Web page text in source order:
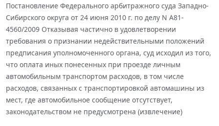
Постановление Федерального арбитражного суда Западно-
Сибирского округа от 24 июня 2010 г. по делу N А81-
4560/2009 Отказывая частично в удовлетворении
требования о признании недействительными положений
предписания уполномоченного органа, суд исходил из того,
что оплата иных понесенных при проезде личным
автомобильным транспортом расходов, в том числе
расходов, связанных с транспортировкой автомашины из
мест, где автомобильное сообщение отсутствует,
законодательством не предусмотрена (извлечение)